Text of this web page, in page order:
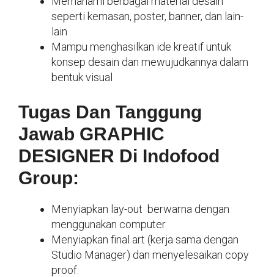
seperti kemasan, poster, banner, dan lain-
lain
Mampu menghasilkan ide kreatif untuk
konsep desain dan mewujudkannya dalam
bentuk visual
Tugas Dan Tanggung
Jawab GRAPHIC
DESIGNER Di Indofood
Group:
Menyiapkan lay-out berwarna dengan
menggunakan computer
Menyiapkan final art (kerja sama dengan
Studio Manager) dan menyelesaikan copy
proof.